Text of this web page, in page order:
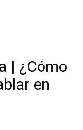
| ¿Cómo
en